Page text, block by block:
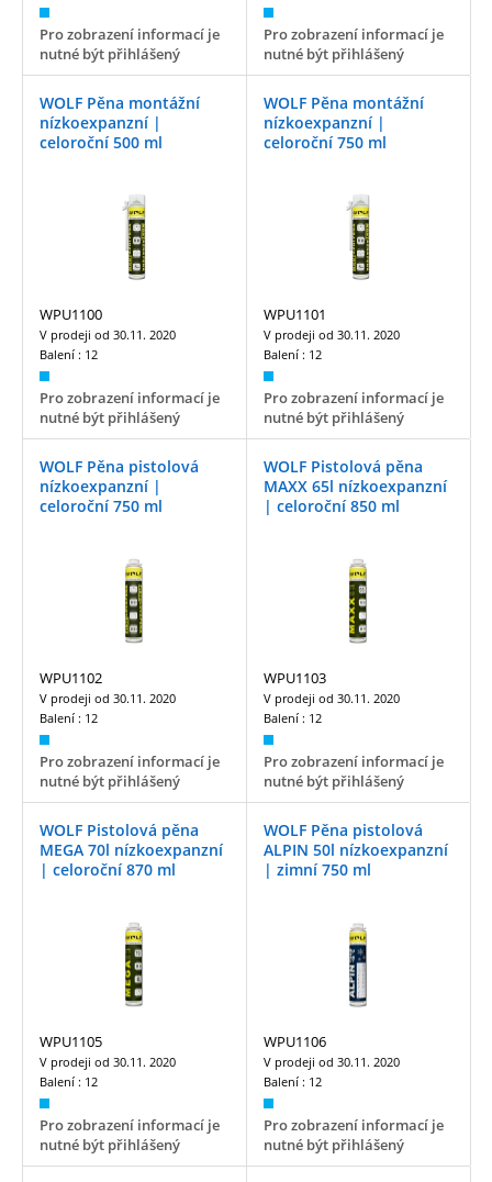
Pro zobrazení informací je
nutné být přihlášený
Pro zobrazení informací je
nutné být přihlášený
WOLF Pěna montážní
nízkoexpanzní |
celoroční 500 ml
WPU1100
V prodeji od 30.11. 2020
Balení : 12
Pro zobrazení informací je
nutné být přihlášený
WOLF Pěna montážní
nízkoexpanzní |
celoroční 750 ml
WPU1101
V prodeji od 30.11. 2020
Balení : 12
Pro zobrazení informací je
nutné být přihlášený
WOLF Pěna pistolová
nízkoexpanzní |
celoroční 750 ml
WPU1102
V prodeji od 30.11. 2020
Balení : 12
Pro zobrazení informací je
nutné být přihlášený
WOLF Pistolová pěna
MAXX 65l nízkoexpanzní
| celoroční 850 ml
WPU1103
V prodeji od 30.11. 2020
Balení : 12
Pro zobrazení informací je
nutné být přihlášený
WOLF Pistolová pěna
MEGA 70l nízkoexpanzní
| celoroční 870 ml
WPU1105
V prodeji od 30.11. 2020
Balení : 12
Pro zobrazení informací je
nutné být přihlášený
WOLF Pěna pistolová
ALPIN 50l nízkoexpanzní
| zimní 750 ml
WPU1106
V prodeji od 30.11. 2020
Balení : 12
Pro zobrazení informací je
nutné být přihlášený